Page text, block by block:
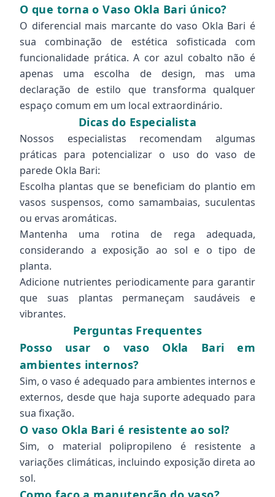
O que torna o Vaso Okla Bari único?
O diferencial mais marcante do vaso Okla Bari é
sua combinação de estética sofisticada com
funcionalidade prática. A cor azul cobalto não é
apenas uma escolha de design, mas uma
declaração de estilo que transforma qualquer
espaço comum em um local extraordinário.
Dicas do Especialista
Nossos especialistas recomendam algumas
práticas para potencializar o uso do vaso de
parede Okla Bari:
Escolha plantas que se beneficiam do plantio em
vasos suspensos, como samambaias, suculentas
ou ervas aromáticas.
Mantenha uma rotina de rega adequada,
considerando a exposição ao sol e o tipo de
planta.
Adicione nutrientes periodicamente para garantir
que suas plantas permaneçam saudáveis e
vibrantes.
Perguntas Frequentes
Posso usar o vaso Okla Bari em
ambientes internos?
Sim, o vaso é adequado para ambientes internos e
externos, desde que haja suporte adequado para
sua fixação.
O vaso Okla Bari é resistente ao sol?
Sim, o material polipropileno é resistente a
variações climáticas, incluindo exposição direta ao
sol.